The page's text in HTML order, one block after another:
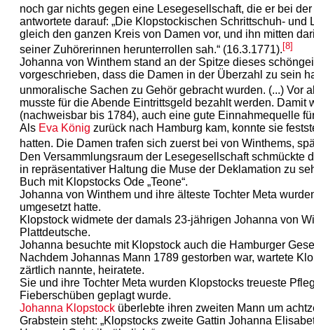
noch gar nichts gegen eine Lesegesellschaft, die er bei
antwortete darauf: „Die Klopstockischen Schrittschuh-
gleich den ganzen Kreis von Damen vor, und ihn mitten
seiner Zuhörerinnen herunterrollen sah.“ (16.3.1771). [8]
Johanna von Winthem stand an der Spitze dieses
vorgeschrieben, dass die Damen in der Überzahl zu sein
unmoralische Sachen zu Gehör gebracht wurden. (...) Vor
musste für die Abende Eintrittsgeld bezahlt werden.
(nachweisbar bis 1784), auch eine gute Einnahmequelle
Als Eva König zurück nach Hamburg kam, konnte sie
hatten. Die Damen trafen sich zuerst bei von Winthems,
Den Versammlungsraum der Lesegesellschaft
in repräsentativer Haltung die Muse der Deklamation zu
Buch mit Klopstocks Ode „Teone“.
Johanna von Winthem und ihre älteste Tochter Meta
umgesetzt hatte.
Klopstock widmete der damals 23-jährigen Johanna von
Plattdeutsche.
Johanna besuchte mit Klopstock auch die Hamburger
Nachdem Johannas Mann 1789 gestorben war, wartete
zärtlich nannte, heiratete.
Sie und ihre Tochter Meta wurden Klopstocks treueste
Fieberschüben geplagt wurde.
Johanna Klopstock überlebte ihren zweiten Mann um
Grabstein steht: „Klopstocks zweite Gattin Johanna